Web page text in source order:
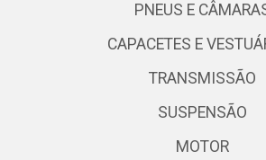
PNEUS E
CAPACETES E
TRANSMISSÃO
SUSPENSÃO
MOTOR